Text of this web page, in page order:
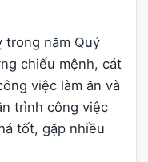
trong năm Quý
chiếu mệnh, cát
việc làm ăn và
trình công việc
tốt, gặp nhiều